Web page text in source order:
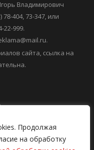
Продолжая
на обработку
Владимирович
404, 73-347, или